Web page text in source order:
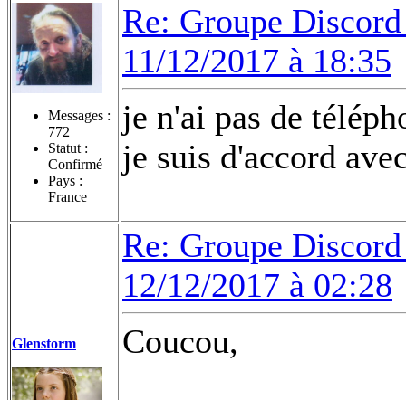
Messages :
772
Statut :
Confirmé
Pays :
France
Re: Groupe
11/12/2017 à 18:35
je n'ai pas de
je suis d'accord
Glenstorm
Re: Groupe
12/12/2017 à 02:28
Coucou,